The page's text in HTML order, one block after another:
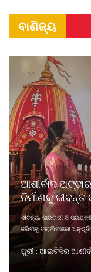
ବାଣିଜ୍ୟ
ଆଶୀର୍ବାଦ
ନିର୍ମାଣକୁ
ଐତିହ୍ୟ, କାରିଗରୀ ଓ
କରିବାକୁ ତଲ୍ଲିନକାରୀ ଅନୁଭୂତି
ପୁରୀ : ଆଇଟିସିର